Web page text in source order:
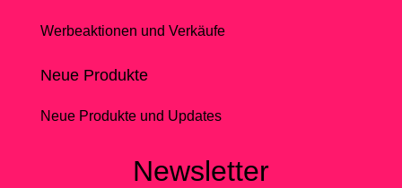
Werbeaktionen und Verkäufe
Neue Produkte
Neue Produkte und Updates
Newsletter